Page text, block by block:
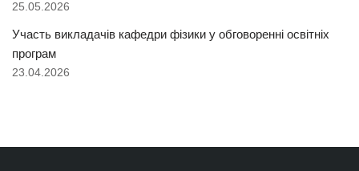
25.05.2026
Участь викладачів кафедри фізики у обговоренні освітніх
програм
23.04.2026